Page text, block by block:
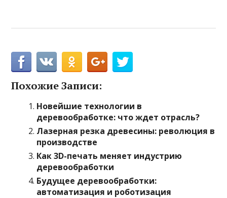
Похожие Записи:
Новейшие технологии в
деревообработке: что ждет отрасль?
Лазерная резка древесины: революция в
производстве
Как 3D-печать меняет индустрию
деревообработки
Будущее деревообработки:
автоматизация и роботизация